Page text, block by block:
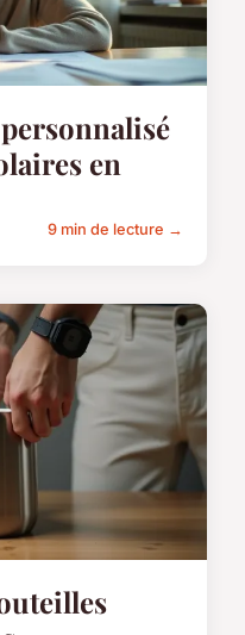
en
9 min de lecture →